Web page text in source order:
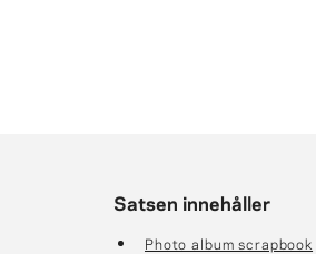
Satsen innehåller
Photo album scrapbook